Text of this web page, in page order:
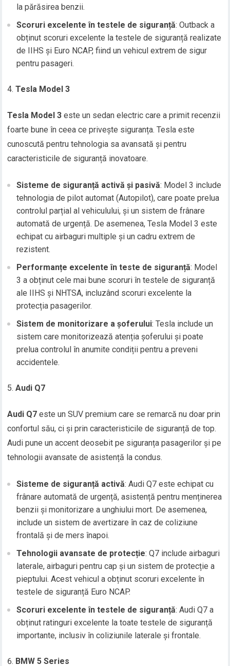
la părăsirea benzii.
Scoruri excelente în testele de siguranță: Outback a
obținut scoruri excelente la testele de siguranță realizate
de IIHS și Euro NCAP, fiind un vehicul extrem de sigur
pentru pasageri.
Tesla Model 3
Tesla Model 3 este un sedan electric care a primit recenzii
foarte bune în ceea ce privește siguranța. Tesla este
cunoscută pentru tehnologia sa avansată și pentru
caracteristicile de siguranță inovatoare.
Sisteme de siguranță activă și pasivă: Model 3 include
tehnologia de pilot automat (Autopilot), care poate prelua
controlul parțial al vehiculului, și un sistem de frânare
automată de urgență. De asemenea, Tesla Model 3 este
echipat cu airbaguri multiple și un cadru extrem de
rezistent.
Performanțe excelente în teste de siguranță: Model
3 a obținut cele mai bune scoruri în testele de siguranță
ale IIHS și NHTSA, incluzând scoruri excelente la
protecția pasagerilor.
Sistem de monitorizare a șoferului: Tesla include un
sistem care monitorizează atenția șoferului și poate
prelua controlul în anumite condiții pentru a preveni
accidentele.
Audi Q7
Audi Q7 este un SUV premium care se remarcă nu doar prin
confortul său, ci și prin caracteristicile de siguranță de top.
Audi pune un accent deosebit pe siguranța pasagerilor și pe
tehnologii avansate de asistență la condus.
Sisteme de siguranță activă: Audi Q7 este echipat cu
frânare automată de urgență, asistență pentru menținerea
benzii și monitorizare a unghiului mort. De asemenea,
include un sistem de avertizare în caz de coliziune
frontală și de mers înapoi.
Tehnologii avansate de protecție: Q7 include airbaguri
laterale, airbaguri pentru cap și un sistem de protecție a
pieptului. Acest vehicul a obținut scoruri excelente în
testele de siguranță Euro NCAP.
Scoruri excelente în testele de siguranță: Audi Q7 a
obținut ratinguri excelente la toate testele de siguranță
importante, inclusiv în coliziunile laterale și frontale.
BMW 5 Series